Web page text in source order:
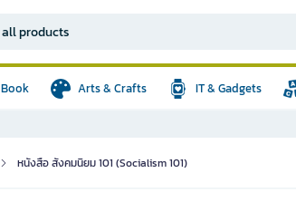
Book Arts & Crafts IT & Gadgets
หนังสือ สังคมนิยม 101 (Socialism 101)